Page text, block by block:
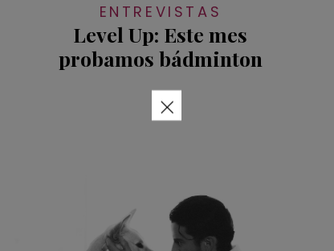
ENTREVISTAS
Level Up: Este mes
probamos bádminton
×